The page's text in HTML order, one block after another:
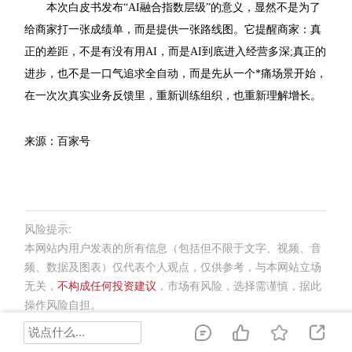
本次白皮书发布“AI融合指数层级”的意义，显然不是为了
给商家打一张成绩单，而是提供一张路线图。它提醒商家：真
正的差距，不是有没有用AI，而是AI到底进入经营多深;真正的
进步，也不是一口气追求全自动，而是先从一个*痛场景开始，
在一次次真实业务反馈里，重新训练组织，也重新理解增长。
来源：百家号
风险提示:
本网站内用户发表的所有信息（包括但不限于文字、视频、音
频、数据及图表）仅代表个人观点，仅供参考，与本网站立场
无关， 不构成任何投资建议 ，市场有风险，选择需谨慎，据此
操作风险自担。
版权声明: